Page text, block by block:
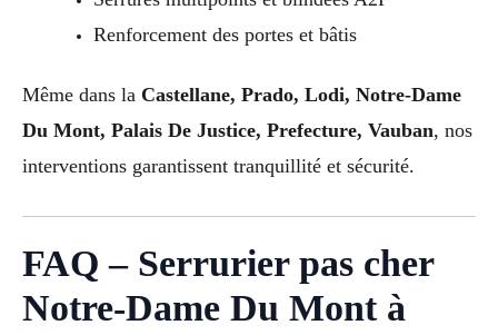
Renforcement des portes et bâtis
Même dans la Castellane, Prado, Lodi, Notre-Dame
Du Mont, Palais De Justice, Prefecture, Vauban, nos
interventions garantissent tranquillité et sécurité.
FAQ – Serrurier pas cher
Notre-Dame Du Mont à